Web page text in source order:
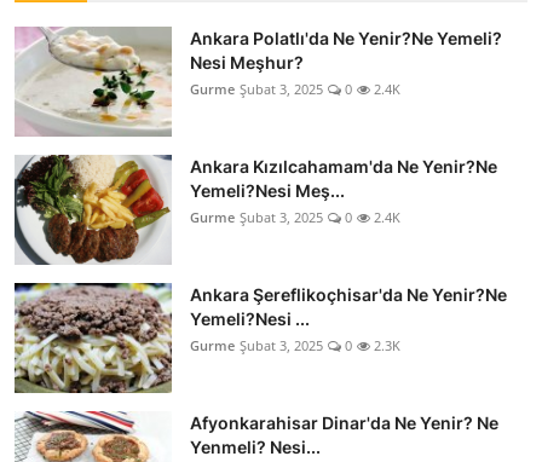
Ankara Polatlı'da Ne Yenir?Ne Yemeli?
Nesi Meşhur?
Gurme Şubat 3, 2025 0 2.4K
Ankara Kızılcahamam'da Ne Yenir?Ne
Yemeli?Nesi Meş...
Gurme Şubat 3, 2025 0 2.4K
Ankara Şereflikoçhisar'da Ne Yenir?Ne
Yemeli?Nesi ...
Gurme Şubat 3, 2025 0 2.3K
Afyonkarahisar Dinar'da Ne Yenir? Ne
Yenmeli? Nesi...